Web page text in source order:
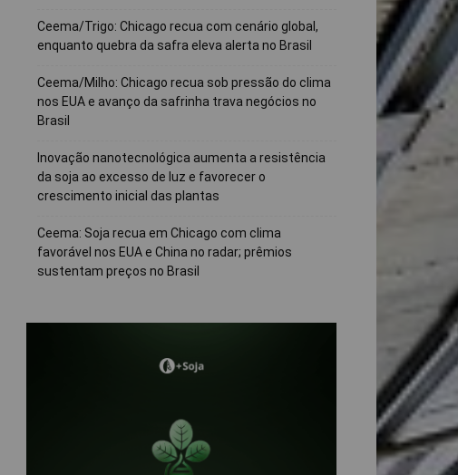
Ceema/Trigo: Chicago recua com cenário global,
enquanto quebra da safra eleva alerta no Brasil
Ceema/Milho: Chicago recua sob pressão do clima
nos EUA e avanço da safrinha trava negócios no
Brasil
Inovação nanotecnológica aumenta a resistência
da soja ao excesso de luz e favorecer o
crescimento inicial das plantas
Ceema: Soja recua em Chicago com clima
favorável nos EUA e China no radar; prêmios
sustentam preços no Brasil